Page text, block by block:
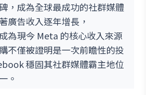
，成為全球最成功的社群媒體
廣告收入逐年增長，
為現今 Meta 的核心收入來源
不僅被證明是一次前瞻性的投
穩固其社群媒體霸主地位
。